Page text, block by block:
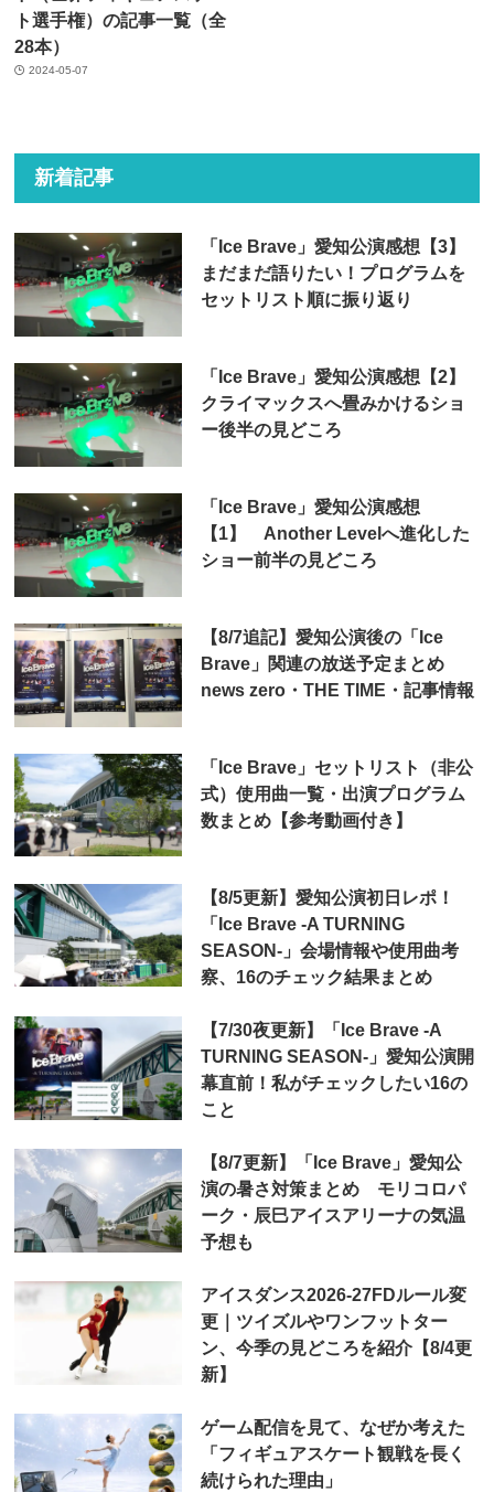
ト選手権）の記事一覧（全
28本）
2024-05-07
新着記事
「Ice Brave」愛知公演感想【3】
まだまだ語りたい！プログラムを
セットリスト順に振り返り
「Ice Brave」愛知公演感想【2】
クライマックスへ畳みかけるショ
ー後半の見どころ
「Ice Brave」愛知公演感想
【1】 Another Levelへ進化した
ショー前半の見どころ
【8/7追記】愛知公演後の「Ice
Brave」関連の放送予定まとめ
news zero・THE TIME・記事情報
「Ice Brave」セットリスト（非公
式）使用曲一覧・出演プログラム
数まとめ【参考動画付き】
【8/5更新】愛知公演初日レポ！
「Ice Brave -A TURNING
SEASON-」会場情報や使用曲考
察、16のチェック結果まとめ
【7/30夜更新】「Ice Brave -A
TURNING SEASON-」愛知公演開
幕直前！私がチェックしたい16の
こと
【8/7更新】「Ice Brave」愛知公
演の暑さ対策まとめ モリコロパ
ーク・辰巳アイスアリーナの気温
予想も
アイスダンス2026-27FDルール変
更｜ツイズルやワンフットター
ン、今季の見どころを紹介【8/4更
新】
ゲーム配信を見て、なぜか考えた
「フィギュアスケート観戦を長く
続けられた理由」